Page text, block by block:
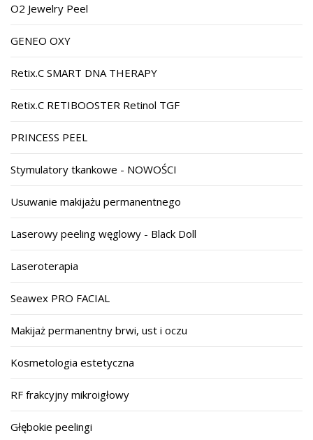
O2 Jewelry Peel
GENEO OXY
Retix.C SMART DNA THERAPY
Retix.C RETIBOOSTER Retinol TGF
PRINCESS PEEL
Stymulatory tkankowe - NOWOŚCI
Usuwanie makijażu permanentnego
Laserowy peeling węglowy - Black Doll
Laseroterapia
Seawex PRO FACIAL
Makijaż permanentny brwi, ust i oczu
Kosmetologia estetyczna
RF frakcyjny mikroigłowy
Głębokie peelingi